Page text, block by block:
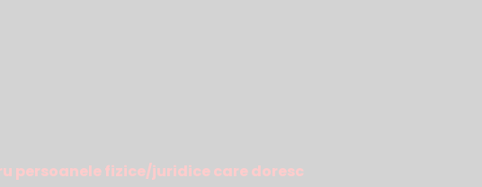
persoanele fizice/juridice care doresc